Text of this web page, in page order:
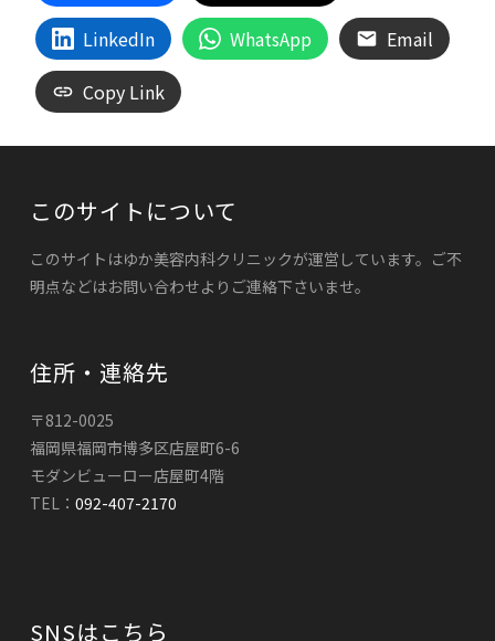
LinkedIn
WhatsApp
Email
Copy Link
このサイトについて
このサイトはゆか美容内科クリニックが運営しています。ご不
明点などはお問い合わせよりご連絡下さいませ。
住所・連絡先
〒812-0025
福岡県福岡市博多区店屋町6-6
モダンビューロー店屋町4階
TEL： 092-407-2170
SNSはこちら